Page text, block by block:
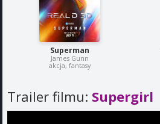
Superman
James Gunn
akcja, fantasy
Trailer filmu: Supergirl